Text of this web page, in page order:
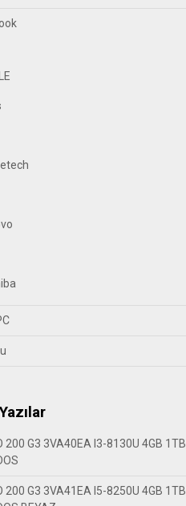
200 G3 3VA40EA I3-8130U 4GB 1TB
200 G3 3VA41EA I5-8250U 4GB 1TB